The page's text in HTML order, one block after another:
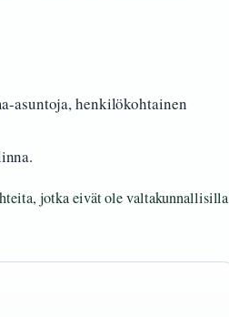
asuntoja, henkilökohtainen
jotka eivät ole valtakunnallisilla